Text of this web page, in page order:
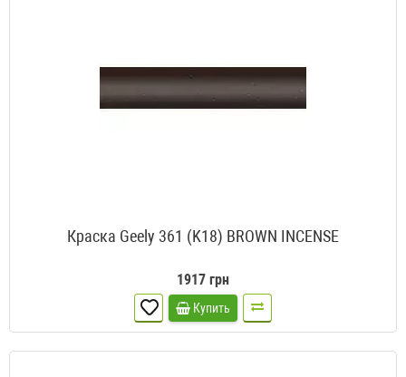
Краска Geely 361 (K18) BROWN INCENSE
1917 грн
Купить